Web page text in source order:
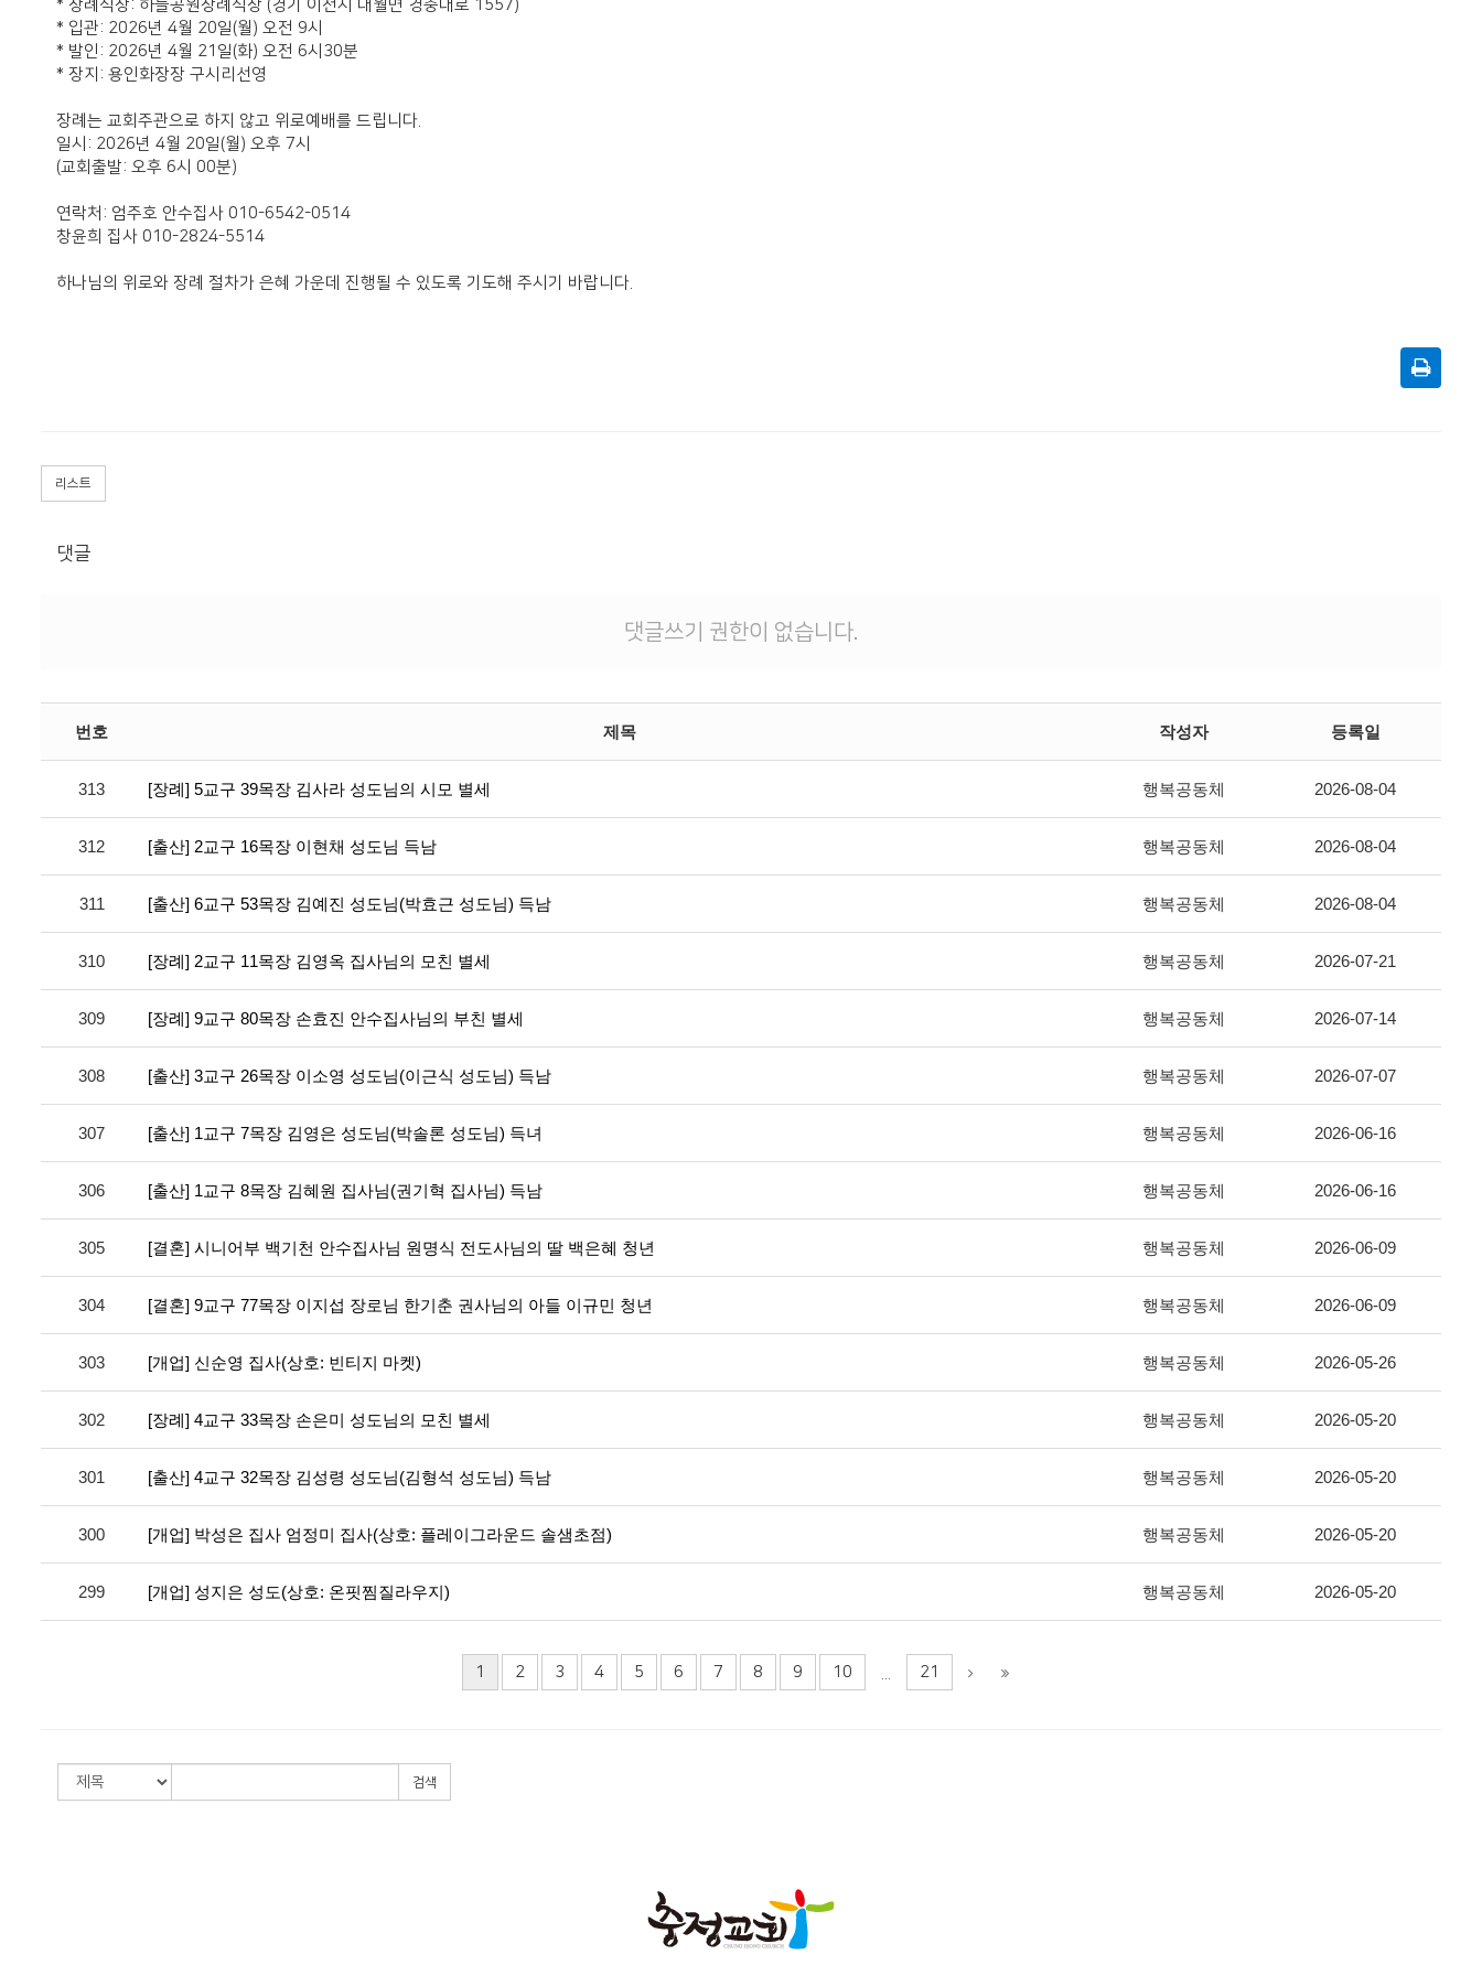
* 장례식장: 하늘공원장례식장 (경기 이천시 대월면 경충대로 1557)
* 입관: 2026년 4월 20일(월) 오전 9시
* 발인: 2026년 4월 21일(화) 오전 6시30분
* 장지: 용인화장장 구시리선영
장례는 교회주관으로 하지 않고 위로예배를 드립니다.
일시: 2026년 4월 20일(월) 오후 7시
(교회출발: 오후 6시 00분)
연락처: 엄주호 안수집사 010-6542-0514
창윤희 집사 010-2824-5514
하나님의 위로와 장례 절차가 은혜 가운데 진행될 수 있도록 기도해 주시기 바랍니다.
리스트
댓글
댓글쓰기 권한이 없습니다.
번호 제목 작성자 등록일
313 [장례] 5교구 39목장 김사라 성도님의 시모 별세 행복공동체 2026-08-04
312 [출산] 2교구 16목장 이현채 성도님 득남 행복공동체 2026-08-04
311 [출산] 6교구 53목장 김예진 성도님(박효근 성도님) 득남 행복공동체 2026-08-04
310 [장례] 2교구 11목장 김영옥 집사님의 모친 별세 행복공동체 2026-07-21
309 [장례] 9교구 80목장 손효진 안수집사님의 부친 별세 행복공동체 2026-07-14
308 [출산] 3교구 26목장 이소영 성도님(이근식 성도님) 득남 행복공동체 2026-07-07
307 [출산] 1교구 7목장 김영은 성도님(박솔론 성도님) 득녀 행복공동체 2026-06-16
306 [출산] 1교구 8목장 김혜원 집사님(권기혁 집사님) 득남 행복공동체 2026-06-16
305 [결혼] 시니어부 백기천 안수집사님 원명식 전도사님의 딸 백은혜 청년 행복공동체 2026-06-09
304 [결혼] 9교구 77목장 이지섭 장로님 한기춘 권사님의 아들 이규민 청년 행복공동체 2026-06-09
303 [개업] 신순영 집사(상호: 빈티지 마켓) 행복공동체 2026-05-26
302 [장례] 4교구 33목장 손은미 성도님의 모친 별세 행복공동체 2026-05-20
301 [출산] 4교구 32목장 김성령 성도님(김형석 성도님) 득남 행복공동체 2026-05-20
300 [개업] 박성은 집사 엄정미 집사(상호: 플레이그라운드 솔샘초점) 행복공동체 2026-05-20
299 [개업] 성지은 성도(상호: 온핏찜질라우지) 행복공동체 2026-05-20
1 2 3 4 5 6 7 8 9 10 21
검색